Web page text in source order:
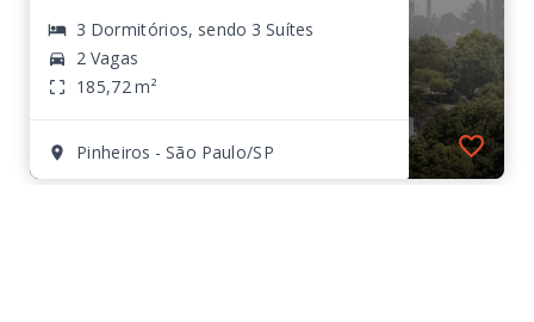
3 Dormitórios, sendo 3 Suítes
2 Vagas
185,72 m²
Pinheiros - São Paulo/SP